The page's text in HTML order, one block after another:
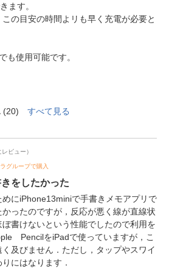
ます。
の目安の時間よリも早く充電が必要と
も使用可能です。
(20) すべて見る
ビュー）
グループで購入
をしたかった
にiPhone13miniで手書きメモアプリで
かったのですが，反応が悪く線が直線状
書けないという性能でしたので利用を
PencilをiPadで使っていますが，こ
及びません．ただし，タップやスワイ
にはなります．